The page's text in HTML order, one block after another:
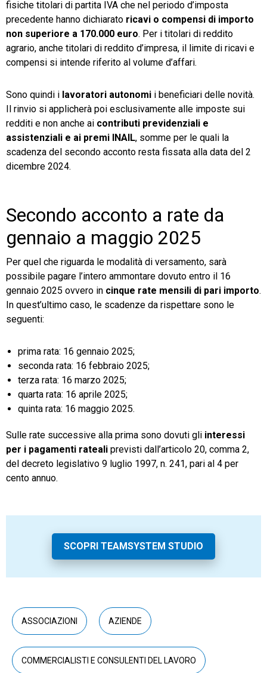
fisiche titolari di partita IVA che nel periodo d’imposta
precedente hanno dichiarato ricavi o compensi di importo
non superiore a 170.000 euro. Per i titolari di reddito
agrario, anche titolari di reddito d’impresa, il limite di ricavi e
compensi si intende riferito al volume d’affari.
Sono quindi i lavoratori autonomi i beneficiari delle novità.
Il rinvio si applicherà poi esclusivamente alle imposte sui
redditi e non anche ai contributi previdenziali e
assistenziali e ai premi INAIL, somme per le quali la
scadenza del secondo acconto resta fissata alla data del 2
dicembre 2024.
Secondo acconto a rate da
gennaio a maggio 2025
Per quel che riguarda le modalità di versamento, sarà
possibile pagare l’intero ammontare dovuto entro il 16
gennaio 2025 ovvero in cinque rate mensili di pari importo.
In quest’ultimo caso, le scadenze da rispettare sono le
seguenti:
prima rata: 16 gennaio 2025;
seconda rata: 16 febbraio 2025;
terza rata: 16 marzo 2025;
quarta rata: 16 aprile 2025;
quinta rata: 16 maggio 2025.
Sulle rate successive alla prima sono dovuti gli interessi
per i pagamenti rateali previsti dall’articolo 20, comma 2,
del decreto legislativo 9 luglio 1997, n. 241, pari al 4 per
cento annuo.
SCOPRI TEAMSYSTEM STUDIO
ASSOCIAZIONI AZIENDE
COMMERCIALISTI E CONSULENTI DEL LAVORO